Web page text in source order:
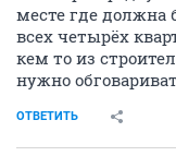
месте где должна
всех четырёх
кем то из
нужно
ОТВЕТИТЬ